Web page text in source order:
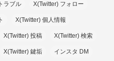
ラブル X(Twitter) フォロー
X(Twitter) 個人情報
X(Twitter) 投稿 X(Twitter) 検索
X(Twitter) 鍵垢 インスタ DM